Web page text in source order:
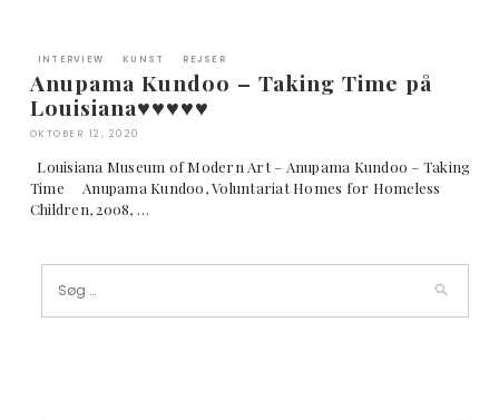
INTERVIEW KUNST REJSER
Anupama Kundoo – Taking Time på
Louisiana♥︎♥︎♥︎♥︎♥︎
OKTOBER 12, 2020
Louisiana Museum of Modern Art – Anupama Kundoo – Taking
Time Anupama Kundoo, Voluntariat Homes for Homeless
Children, 2008, …